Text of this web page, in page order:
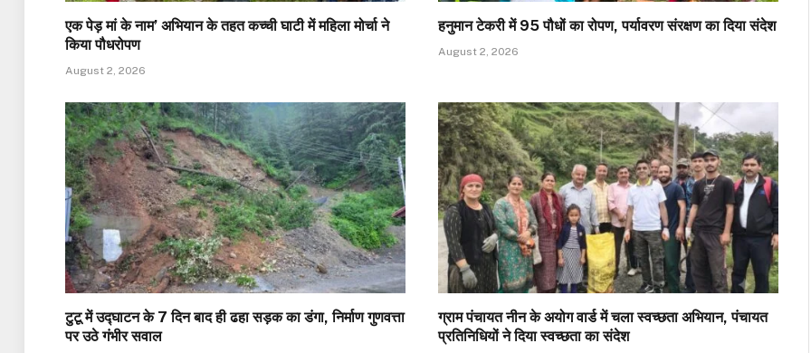
एक पेड़ मां के नाम’ अभियान के तहत कच्ची घाटी में महिला मोर्चा ने
किया पौधरोपण
August 2, 2026
हनुमान टेकरी में 95 पौधों का रोपण, पर्यावरण संरक्षण का दिया संदेश
August 2, 2026
टुटू में उद्घाटन के 7 दिन बाद ही ढहा सड़क का डंगा, निर्माण गुणवत्ता
पर उठे गंभीर सवाल
ग्राम पंचायत नीन के अयोग वार्ड में चला स्वच्छता अभियान, पंचायत
प्रतिनिधियों ने दिया स्वच्छता का संदेश